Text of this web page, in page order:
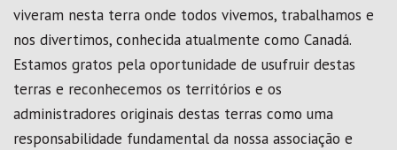
viveram nesta terra onde todos vivemos, trabalhamos e
nos divertimos, conhecida atualmente como Canadá.
Estamos gratos pela oportunidade de usufruir destas
terras e reconhecemos os territórios e os
administradores originais destas terras como uma
responsabilidade fundamental da nossa associação e